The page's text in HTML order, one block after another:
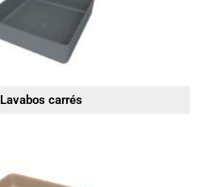
Lavabos carrés